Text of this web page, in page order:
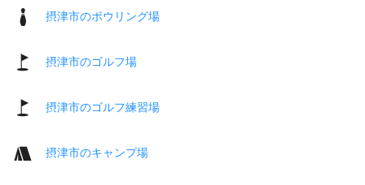
摂津市のボウリング場
摂津市のゴルフ場
摂津市のゴルフ練習場
摂津市のキャンプ場